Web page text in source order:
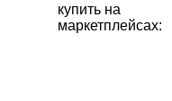
купить на
маркетплейсах: